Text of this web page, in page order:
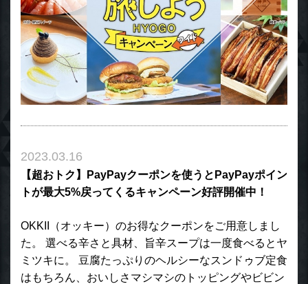
2023.03.16
【超おトク】PayPayクーポンを使うとPayPayポイン
トが最大5%戻ってくるキャンペーン好評開催中！
OKKII（オッキー）のお得なクーポンをご用意しまし
た。 選べる辛さと具材、旨辛スープは一度食べるとヤ
ミツキに。 豆腐たっぷりのヘルシーなスンドゥブ定食
はもちろん、おいしさマシマシのトッピングやビビン